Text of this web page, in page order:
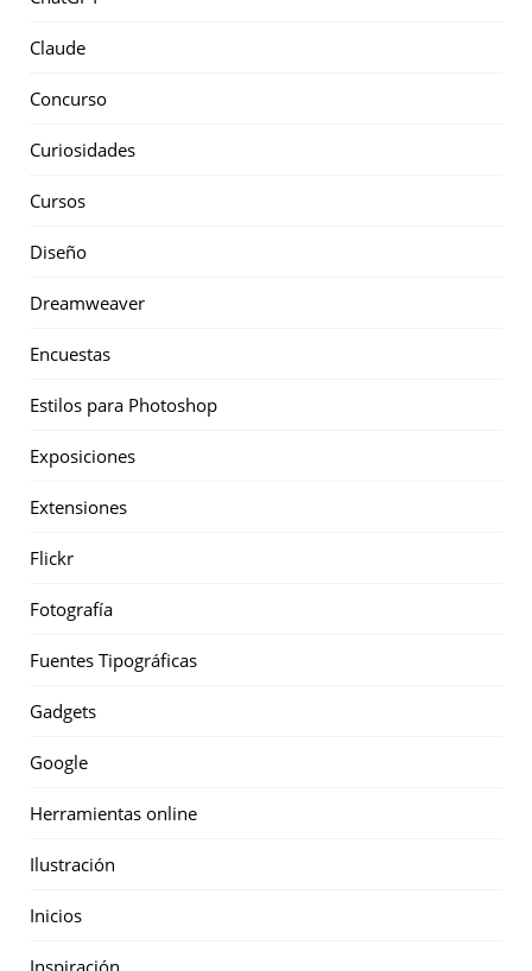
Claude
Concurso
Curiosidades
Cursos
Diseño
Dreamweaver
Encuestas
Estilos para Photoshop
Exposiciones
Extensiones
Flickr
Fotografía
Fuentes Tipográficas
Gadgets
Google
Herramientas online
Ilustración
Inicios